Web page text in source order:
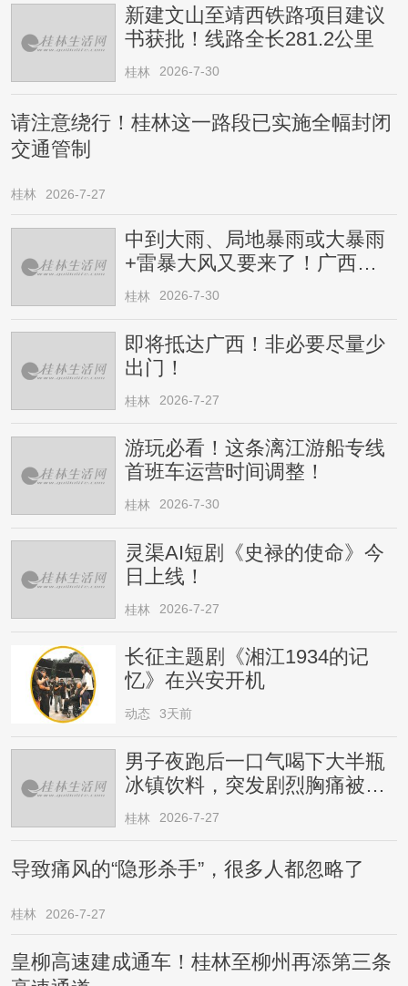
新建文山至靖西铁路项目建议
书获批！线路全长281.2公里
桂林 2026-7-30
请注意绕行！桂林这一路段已实施全幅封闭
交通管制
桂林 2026-7-27
中到大雨、局地暴雨或大暴雨
+雷暴大风又要来了！广西人
请注意
桂林 2026-7-30
即将抵达广西！非必要尽量少
出门！
桂林 2026-7-27
游玩必看！这条漓江游船专线
首班车运营时间调整！
桂林 2026-7-30
灵渠AI短剧《史禄的使命》今
日上线！
桂林 2026-7-27
长征主题剧《湘江1934的记
忆》在兴安开机
动态 3天前
男子夜跑后一口气喝下大半瓶
冰镇饮料，突发剧烈胸痛被送
医！医生提醒→
桂林 2026-7-27
导致痛风的“隐形杀手”，很多人都忽略了
桂林 2026-7-27
皇柳高速建成通车！桂林至柳州再添第三条